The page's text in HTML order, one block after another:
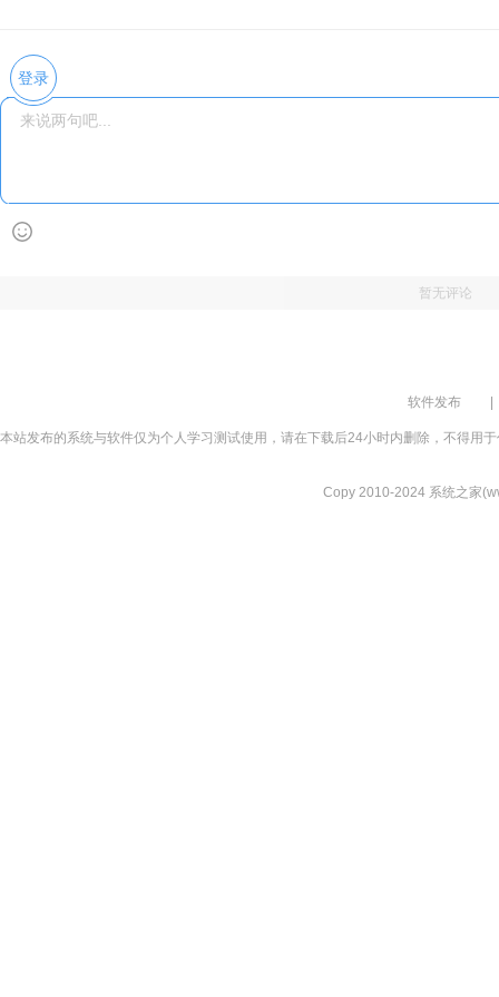
登录
暂无评论
软件发布
本站发布的系统与软件仅为个人学习测试使用，请在下载后24小时内删除，不得用
Copy 2010-2024 系统之家